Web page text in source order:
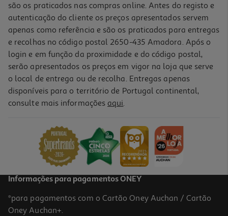
são os praticados nas compras online. Antes do registo e
autenticação do cliente os preços apresentados servem
apenas como referência e são os praticados para entregas
e recolhas no código postal 2650-435 Amadora. Após o
login e em função da proximidade e do código postal,
serão apresentados os preços em vigor na loja que serve
o local de entrega ou de recolha. Entregas apenas
disponíveis para o território de Portugal continental,
consulte mais informações aqui.
Informações para pagamentos ONEY
*para pagamentos com o Cartão Oney Auchan / Cartão
Oney Auchan+.